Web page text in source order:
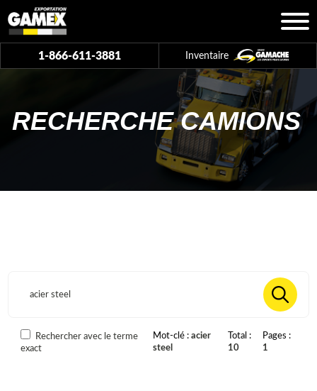
1-866-611-3881 Inventaire
RECHERCHE CAMIONS
Rechercher avec le terme
exact
Mot-clé
acier
steel
Total
10
Pages
1